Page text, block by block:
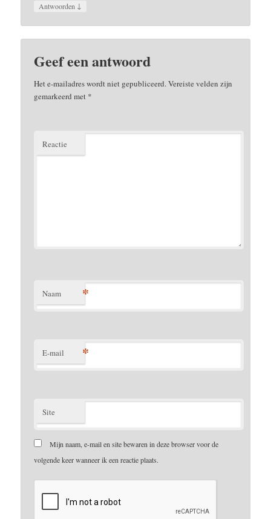
Antwoorden ↓
Geef een antwoord
Het e-mailadres wordt niet gepubliceerd.Vereiste velden zijn
gemarkeerd met *
Reactie
Naam *
E-mail *
Site
Mijn naam, e-mail en site bewaren in deze browser voor de
volgende keer wanneer ik een reactie plaats.